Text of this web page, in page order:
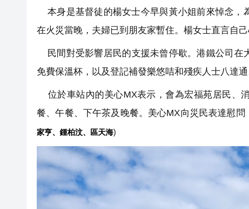
本身是基督徒的楊女士今早與黃小姐前來悼念，
在火災當晚，夫婦已到朋友家暫住。楊女士直言自己
民間對受影響居民的支援未曾停歇。港鐵公司在
免費保溫杯， 以及登記補發樂悠咭和殘疾人士八達通
位於車站內的美心MX表示，會為宏福苑居民、
餐、午餐、 下午茶及晚餐。美心MX向災民表達慰問
家亨、鍾柏汶、區天海)